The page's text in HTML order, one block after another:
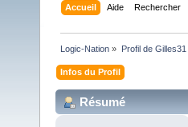
Accueil Aide Rechercher
Logic-Nation » Profil de Gilles31
Infos du Profil
Résumé